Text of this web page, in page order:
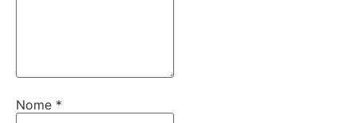
Nome *